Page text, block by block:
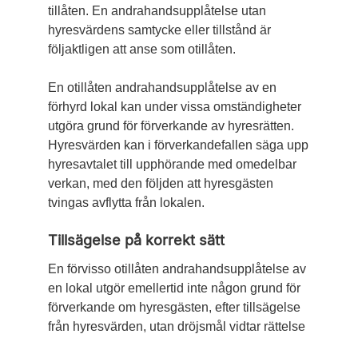
tillåten. En andrahandsupplåtelse utan
hyresvärdens samtycke eller tillstånd är
följaktligen att anse som otillåten.
En otillåten andrahandsupplåtelse av en
förhyrd lokal kan under vissa omständigheter
utgöra grund för förverkande av hyresrätten.
Hyresvärden kan i förverkandefallen säga upp
hyresavtalet till upphörande med omedelbar
verkan, med den följden att hyresgästen
tvingas avflytta från lokalen.
Tillsägelse på korrekt sätt
En förvisso otillåten andrahandsupplåtelse av
en lokal utgör emellertid inte någon grund för
förverkande om hyresgästen, efter tillsägelse
från hyresvärden, utan dröjsmål vidtar rättelse